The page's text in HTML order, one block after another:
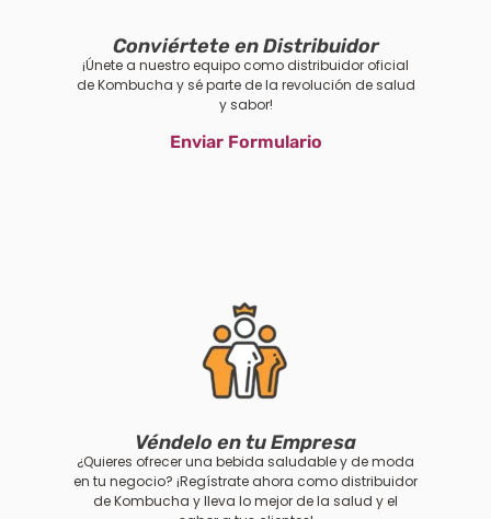
Conviértete en Distribuidor
¡Únete a nuestro equipo como distribuidor oficial
de Kombucha y sé parte de la revolución de salud
y sabor!
Enviar Formulario
Véndelo en tu Empresa
¿Quieres ofrecer una bebida saludable y de moda
en tu negocio? ¡Regístrate ahora como distribuidor
de Kombucha y lleva lo mejor de la salud y el